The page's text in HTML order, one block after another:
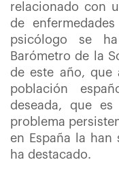
relacionado con
de
psicólogo se
Barómetro de la
de este año,
población
deseada, que
problema
en España la
ha destacado.